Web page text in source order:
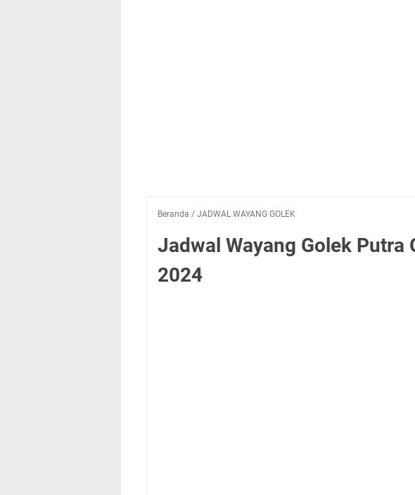
Beranda / JADWAL WAYANG GOLEK
Jadwal Wayang Golek Putra
2024